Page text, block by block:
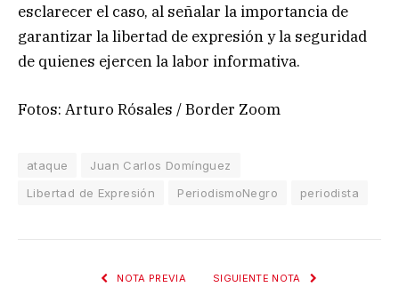
esclarecer el caso, al señalar la importancia de
garantizar la libertad de expresión y la seguridad
de quienes ejercen la labor informativa.
Fotos: Arturo Rósales / Border Zoom
ataque
Juan Carlos Domínguez
Libertad de Expresión
PeriodismoNegro periodista
NOTA PREVIA SIGUIENTE NOTA